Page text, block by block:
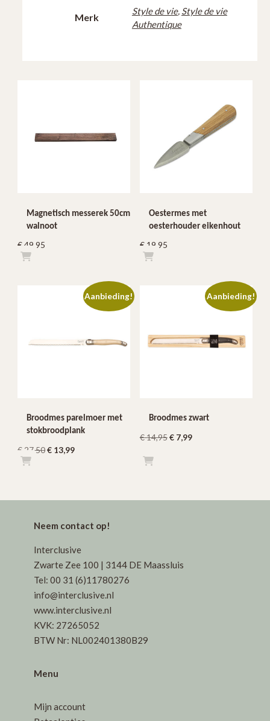
Merk
Style de vie, Style de vie
Authentique
Magnetisch messerek 50cm
walnoot
€49,95
Oestermes met
oesterhouder eikenhout
€19,95
Aanbieding!
Broodmes parelmoer met
stokbroodplank
€ 27,50Oorspronkelijke
€ 13,99Huidige
Aanbieding!
Broodmes zwart
€14,95Oorspronkelijke
€7,99Huidige
Neem contact op!
Interclusive
Zwarte Zee 100 | 3144 DE Maassluis
Tel: 00 31 (6)11780276
info@interclusive.nl
www.interclusive.nl
KVK: 27265052
BTW Nr: NL002401380B29
Menu
Mijn account